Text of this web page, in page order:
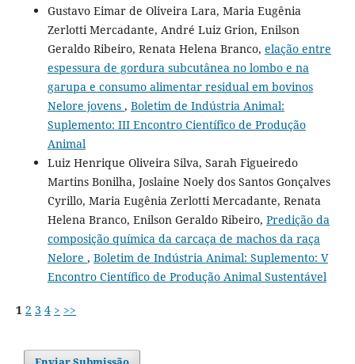
Gustavo Eimar de Oliveira Lara, Maria Eugênia
Zerlotti Mercadante, André Luiz Grion, Enilson
Geraldo Ribeiro, Renata Helena Branco, elação entre
espessura de gordura subcutânea no lombo e na
garupa e consumo alimentar residual em bovinos
Nelore jovens , Boletim de Indústria Animal:
Suplemento: III Encontro Científico de Produção
Animal
Luiz Henrique Oliveira Silva, Sarah Figueiredo
Martins Bonilha, Joslaine Noely dos Santos Gonçalves
Cyrillo, Maria Eugênia Zerlotti Mercadante, Renata
Helena Branco, Enilson Geraldo Ribeiro, Predição da
composição química da carcaça de machos da raça
Nelore , Boletim de Indústria Animal: Suplemento: V
Encontro Científico de Produção Animal Sustentável
1 2 3 4 > >>